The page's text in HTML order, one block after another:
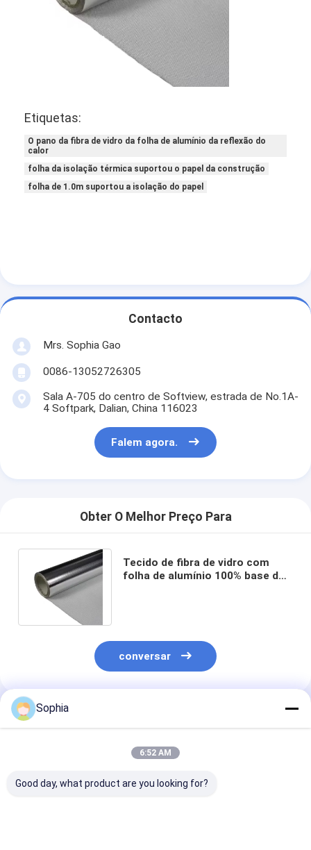
Fita do Scrim da folha
Fita adesiva de pano
Fita adesiva tomada partido dobro
Carcaça de investimento da precisão
Tabela de isolamento elétrico
Etiquetas:
O pano da fibra de vidro da folha de alumínio da reflexão do
calor
folha da isolação térmica suportou o papel da construção
folha de 1.0m suportou a isolação do papel
Contacto
Mrs. Sophia Gao
0086-13052726305
Sala A-705 do centro de Softview, estrada de No.1A-
4 Softpark, Dalian, China 116023
Falem agora.
Obter O Melhor Preço Para
Tecido de fibra de vidro com
folha de alumínio 100% base de
conversar
Produtos Recomendados
Sophia
6:52 AM
Good day, what product are you looking for?